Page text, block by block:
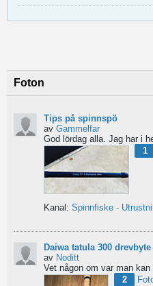
Foton
Tips på spinnspö
av Gammelfar
God lördag alla. Jag har i hela mitt
1
Kanal: Spinnfiske -
Daiwa tatula 300 drevbyte
av Noditt
2